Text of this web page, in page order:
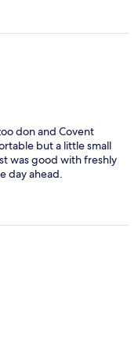
don and Covent
but a little small
was good with freshly
day ahead.